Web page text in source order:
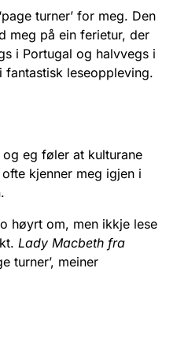
turner’ for meg. Den
meg på ein ferietur, der
i Portugal og halvvegs i
fantastisk leseoppleving.
eg føler at kulturane
kjenner meg igjen i
høyrt om, men ikkje lese
Lady Macbeth fra
turner’, meiner